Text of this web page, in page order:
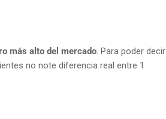
más alto del mercado. Para poder decir
no note diferencia real entre 1